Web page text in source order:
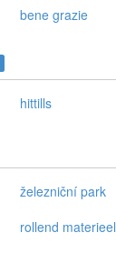
bene grazie
hittills
železniční park
rollend materieel